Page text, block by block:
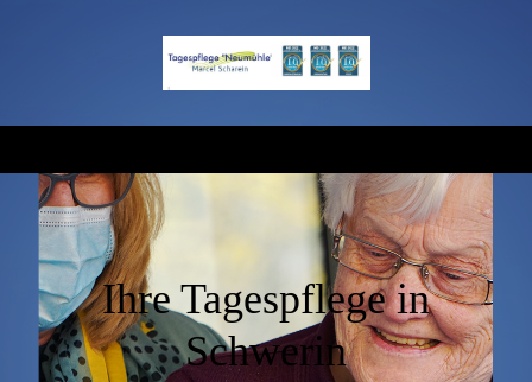
Ihre Tagespflege in
Schwerin